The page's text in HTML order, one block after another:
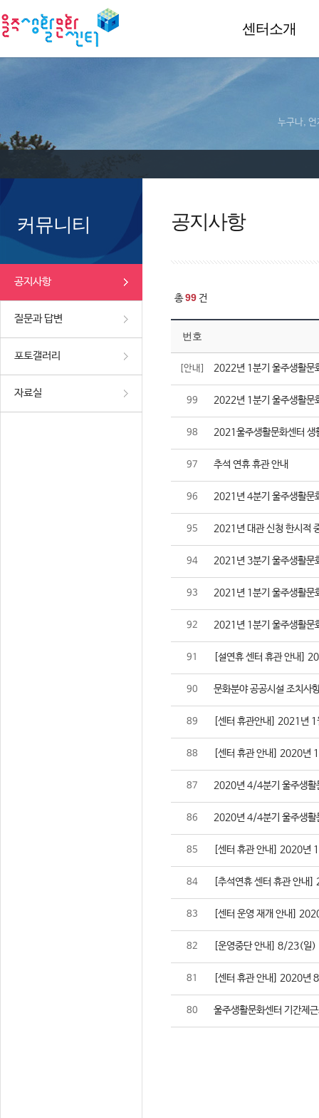
센터소개
누구나, 언
커뮤니티
공지사항
질문과 답변
포토갤러리
자료실
공지사항
총99 건
번호
[안내] 2022년 1분기 울주생활문
99 2022년 1분기 울주생활문
98 2021울주생활문화센터 생
97 추석 연휴 휴관 안내
96 2021년 4분기 울주생활문
95 2021년 대관 신청 한시적
94 2021년 3분기 울주생활문
93 2021년 1분기 울주생활문
92 2021년 1분기 울주생활문
91 [설연휴 센터 휴관 안내
90 문화분야 공공시설 조치사
89 [센터 휴관안내] 2021년 1
88 [센터 휴관 안내] 2020년
87 2020년 4/4분기 울주생활
86 2020년 4/4분기 울주생활
85 [센터 휴관 안내] 2020년
84 [추석연휴 센터 휴관 안
83 [센터 운영 재개 안내]
82 [운영중단 안내] 8/23(일)
81 [센터 휴관 안내] 2020년
80 울주생활문화센터 기간제